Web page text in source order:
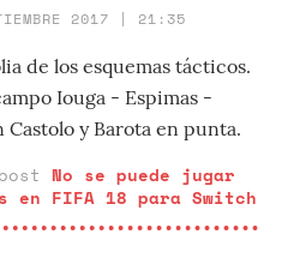
2017 | 21:35
de los esquemas tácticos.
Iouga - Espimas -
y Barota en punta.
No se puede jugar
en FIFA 18 para Switch